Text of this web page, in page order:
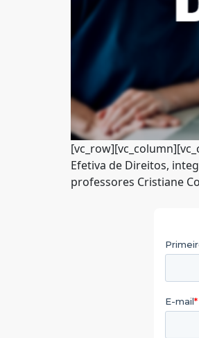
Efetiva de Direitos,
professores Cristiane